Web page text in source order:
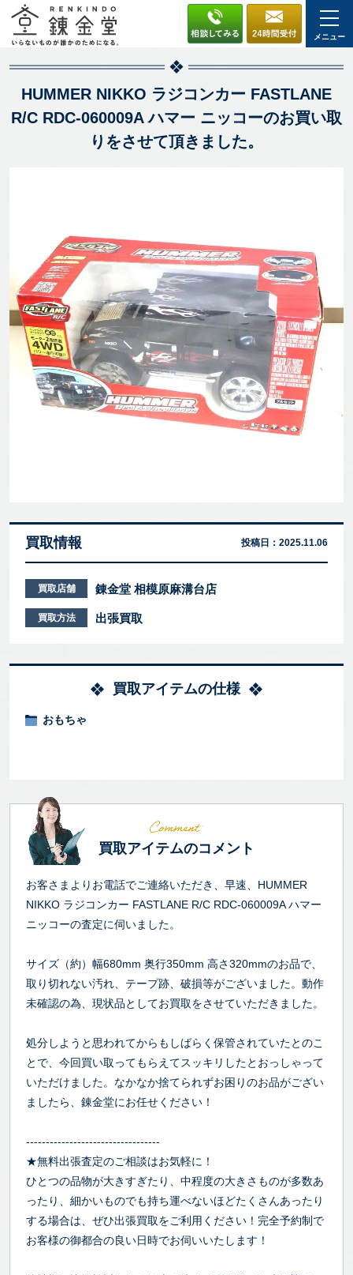
メニュー
HUMMER NIKKO ラジコンカー FASTLANE
R/C RDC-060009A ハマー ニッコーのお買い取
りをさせて頂きました。
買取情報 投稿日： 2025.11.06
買取店舗 錬金堂 相模原麻溝台店
買取方法 出張買取
買取アイテムの仕様
おもちゃ
買取アイテムのコメント
お客さまよりお電話でご連絡いただき、早速、HUMMER
NIKKO ラジコンカー FASTLANE R/C RDC-060009A ハマー
ニッコーの査定に伺いました。
サイズ（約）幅680mm 奥行350mm 高さ320mmのお品で、
取り切れない汚れ、テープ跡、破損等がございました。動作
未確認の為、現状品としてお買取をさせていただきました。
処分しようと思われてからもしばらく保管されていたとのこ
とで、今回買い取ってもらえてスッキリしたとおっしゃって
いただけました。なかなか捨てられずお困りのお品がござい
ましたら、錬金堂にお任せください！
----------------------------------
★無料出張査定のご相談はお気軽に！
ひとつの品物が大きすぎたり、中程度の大きさものが多数あ
ったり、細かいものでも持ち運べないほどたくさんあったり
する場合は、ぜひ出張買取をご利用ください！完全予約制で
お客様の御都合の良い日時でお伺いいたします！